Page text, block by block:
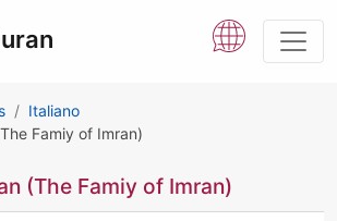
Italiano
Famiy of Imran)
(The Famiy of Imran)